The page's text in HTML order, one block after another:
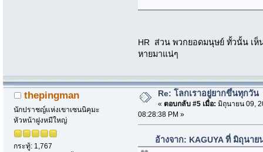
HR ส่วน พวกยอดมนุษย์ ทั้วนั้น เห็
หายมาแน่ๆ
thepingman
นักปราชญ์แห่งเขาเซนนิคุมะ
หัวหน้าฝูงหมีใหญ่
กระทู้: 1,767
Re: โลกเราอยู่ยากขึ้นทุกวัน
« ตอบกลับ #5 เมื่อ: มิถุนายน 09,
08:28:38 PM »
อ้างจาก: KAGUYA ที่ มิถุนาย